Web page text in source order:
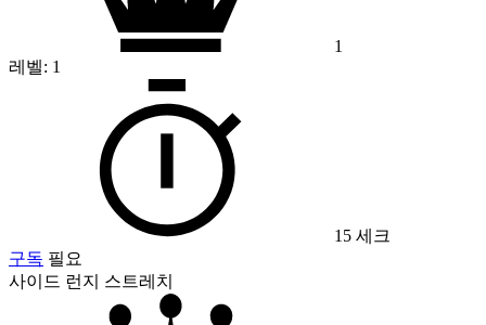
1
레벨: 1
15 세크
구독 필요
사이드 런지 스트레치